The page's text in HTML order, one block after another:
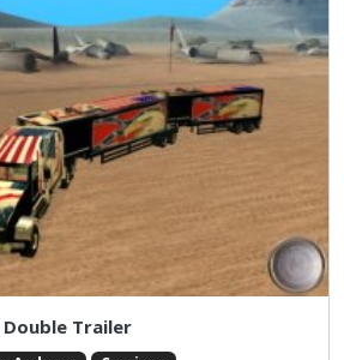
Trailer